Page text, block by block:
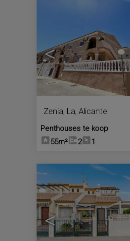
<
Zenia, La, Alicante
Penthouses te koop
55m²
2 1
<